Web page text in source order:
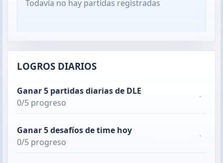
Todavía no hay partidas registradas
LOGROS DIARIOS
Ganar 5 partidas diarias de DLE
0/5 progreso
·
Ganar 5 desafíos de time hoy
0/5 progreso
·